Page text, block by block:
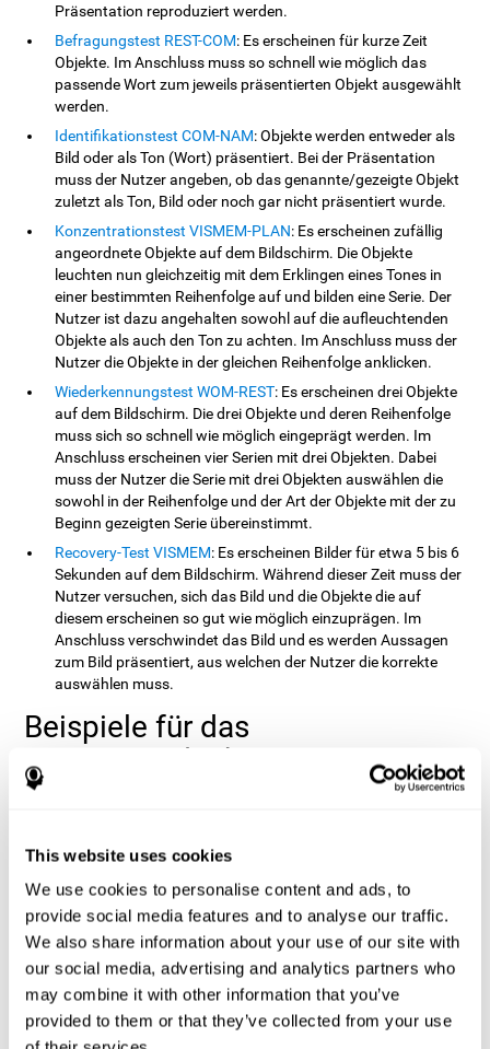
This website uses cookies
We use cookies to personalise content and ads, to
provide social media features and to analyse our traffic.
We also share information about your use of our site with
our social media, advertising and analytics partners who
may combine it with other information that you’ve
provided to them or that they’ve collected from your use
Präsentation reproduziert werden.
Befragungstest REST-COM: Es erscheinen für kurze Zeit
Objekte. Im Anschluss muss so schnell wie möglich das
passende Wort zum jeweils präsentierten Objekt ausgewählt
werden.
Identifikationstest COM-NAM: Objekte werden entweder als
Bild oder als Ton (Wort) präsentiert. Bei der Präsentation
muss der Nutzer angeben, ob das genannte/gezeigte Objekt
zuletzt als Ton, Bild oder noch gar nicht präsentiert wurde.
Konzentrationstest VISMEM-PLAN: Es erscheinen zufällig
angeordnete Objekte auf dem Bildschirm. Die Objekte
leuchten nun gleichzeitig mit dem Erklingen eines Tones in
einer bestimmten Reihenfolge auf und bilden eine Serie. Der
Nutzer ist dazu angehalten sowohl auf die aufleuchtenden
Objekte als auch den Ton zu achten. Im Anschluss muss der
Nutzer die Objekte in der gleichen Reihenfolge anklicken.
Wiederkennungstest WOM-REST: Es erscheinen drei Objekte
auf dem Bildschirm. Die drei Objekte und deren Reihenfolge
muss sich so schnell wie möglich eingeprägt werden. Im
Anschluss erscheinen vier Serien mit drei Objekten. Dabei
muss der Nutzer die Serie mit drei Objekten auswählen die
sowohl in der Reihenfolge und der Art der Objekte mit der zu
Beginn gezeigten Serie übereinstimmt.
Recovery-Test VISMEM: Es erscheinen Bilder für etwa 5 bis 6
Sekunden auf dem Bildschirm. Während dieser Zeit muss der
Nutzer versuchen, sich das Bild und die Objekte die auf
diesem erscheinen so gut wie möglich einzuprägen. Im
Anschluss verschwindet das Bild und es werden Aussagen
zum Bild präsentiert, aus welchen der Nutzer die korrekte
auswählen muss.
Beispiele für das
Langzeitgedächtnis
gespeichert. Wenn wir also lernen oder uns an die Geografie
irgendein anderes Fach erinnern, bringen wir unser
Langzeitgedächtnis in Gang.
Wenn wir in einem Restaurant arbeiten und uns merken
müssen, welches Gericht welche Person an dem jeweiligen
Tisch bestellt hat, machen wir Gebrauch von unserem
episodischem Gedächtnis. Gleiches gilt wenn wir
beispielsweise wissen, welches die Stammkunden sind.